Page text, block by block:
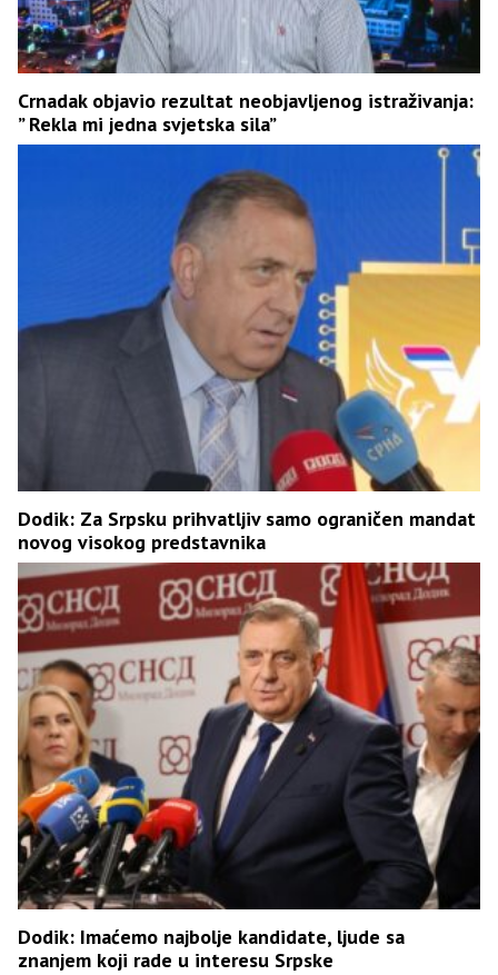
Crnadak objavio rezultat neobjavljenog istraživanja:
” Rekla mi jedna svjetska sila”
Dodik: Za Srpsku prihvatljiv samo ograničen mandat
novog visokog predstavnika
Dodik: Imaćemo najbolje kandidate, ljude sa
znanjem koji rade u interesu Srpske